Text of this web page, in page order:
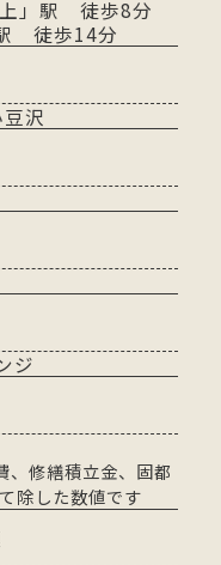
」駅 徒歩8分
徒歩14分
沢
ジ
修繕積立金、固都
除した数値です